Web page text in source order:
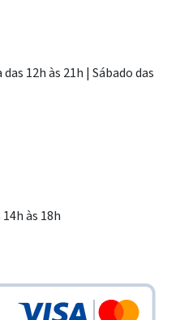
12h às 21h | Sábado das
às 18h